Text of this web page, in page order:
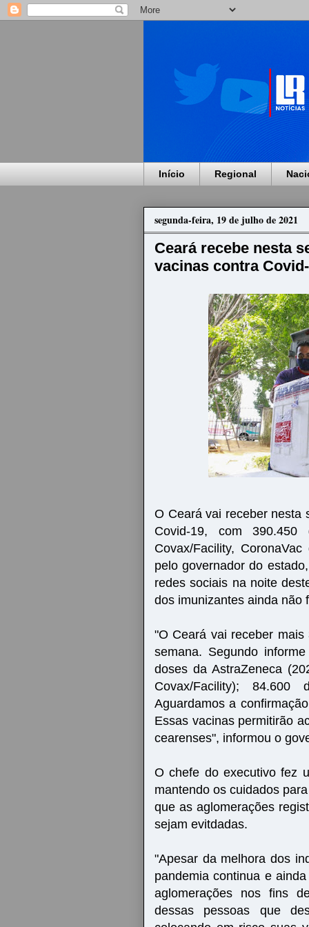
Início Regional
segunda-feira, 19 de julho de 2021
Ceará recebe nesta
vacinas contra
O Ceará vai receber nesta
Covid-19, com 390.450
Covax/Facility,
pelo governador do
redes sociais na noite
dos imunizantes ainda não
"O Ceará vai receber
semana. Segundo
doses da AstraZeneca
Covax/Facility);
Aguardamos a
Essas vacinas permitirão
cearenses", informou o
O chefe do executivo fez
mantendo os cuidados
que as aglomerações
sejam evitdadas.
"Apesar da melhora dos
pandemia continua e
aglomerações nos fins
dessas pessoas que